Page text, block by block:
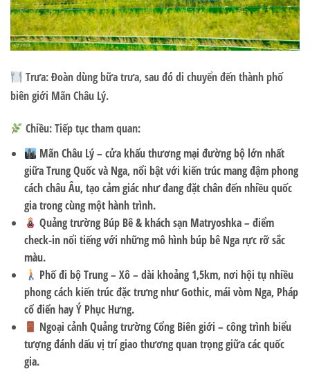
Trưa:Đoàn dùng bữa trưa, sau đó di chuyển đến thành phố
biên giới Mãn Châu Lý.
Chiều: Tiếp tục tham quan:
Mãn Châu Lý– cửa khẩu thương mại đường bộ lớn nhất
giữa Trung Quốc và Nga, nổi bật với kiến trúc mang đậm phong
cách châu Âu, tạo cảm giác như đang đặt chân đến nhiều quốc
gia trong cùng một hành trình.
Quảng trường Búp Bê & khách sạn Matryoshka– điểm
check-in nổi tiếng với những mô hình búp bê Nga rực rỡ sắc
màu.
Phố đi bộ Trung – Xô– dài khoảng 1,5km, nơi hội tụ nhiều
phong cách kiến trúc đặc trưng như Gothic, mái vòm Nga, Pháp
cổ điển hay Ý Phục Hưng.
Ngoại cảnh Quảng trường Cổng Biên giới – công trình biểu
tượng đánh dấu vị trí giao thương quan trọng giữa các quốc
gia.